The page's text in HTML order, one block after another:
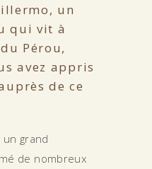
un
qui vit à
Pérou,
avez appris
de ce
grand
de nombreux